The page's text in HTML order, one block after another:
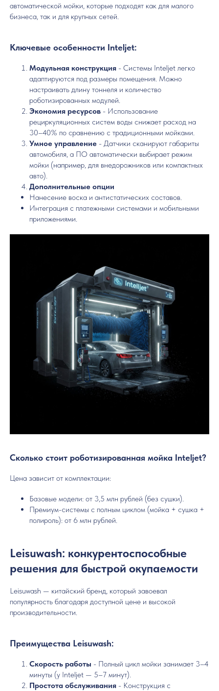
автоматической мойки, которые подходят как для малого
бизнеса, так и для крупных сетей.
Ключевые особенности Inteljet:
Модульная конструкция - Системы Inteljet легко
адаптируются под размеры помещения. Можно
настраивать длину тоннеля и количество
роботизированных модулей.
Экономия ресурсов - Использование
рециркуляционных систем воды снижает расход на
30–40% по сравнению с традиционными мойками.
Умное управление - Датчики сканируют габариты
автомобиля, а ПО автоматически выбирает режим
мойки (например, для внедорожников или компактных
авто).
Дополнительные опции
Нанесение воска и антистатических составов.
Интеграция с платежными системами и мобильными
приложениями.
Сколько стоит роботизированная мойка Inteljet?
Цена зависит от комплектации:
Базовые модели: от 3,5 млн рублей (без сушки).
Премиум-системы с полным циклом (мойка + сушка +
полироль): от 6 млн рублей.
Leisuwash: конкурентоспособные
решения для быстрой окупаемости
Leisuwash — китайский бренд, который завоевал
популярность благодаря доступной цене и высокой
производительности.
Преимущества Leisuwash:
Скорость работы - Полный цикл мойки занимает 3–4
минуты (у Inteljet — 5–7 минут).
Простота обслуживания - Конструкция с